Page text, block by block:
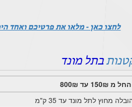
לחצו כאן - מלאו את פרטיכם ואחד
בתל מונד
עד 800₪